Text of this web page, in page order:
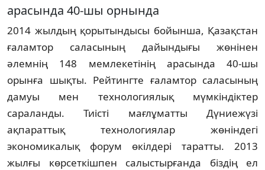
арасында 40-шы орнында
2014 жылдың қорытындысы бойынша, Қазақстан
ғаламтор саласының дайындығы жөнінен
әлемнің 148 мемлекетінің арасында 40-шы
орынға шықты. Рейтингте ғаламтор саласының
дамуы мен технологиялық мүмкіндіктер
сараланды. Тиісті мағлұматты Дүниежүзі
ақпараттық технологиялар жөніндегі
экономикалық форум өкілдері таратты. 2013
жылғы көрсеткішпен салыстырғанда біздің ел